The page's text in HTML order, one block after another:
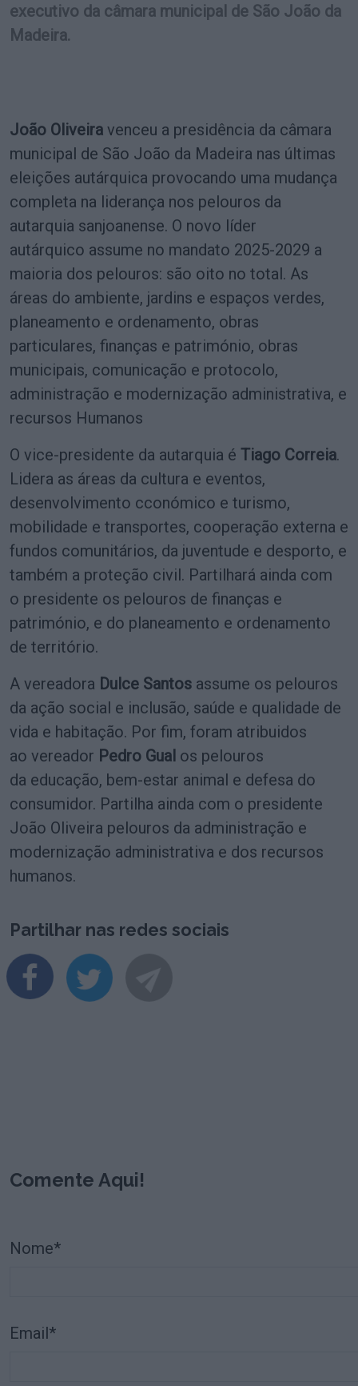
executivo da câmara municipal de São João da
Madeira.
João Oliveira venceu a presidência da câmara
municipal de São João da Madeira nas últimas
eleições autárquica provocando uma mudança
completa na liderança nos pelouros da
autarquia sanjoanense. O novo líder
autárquico assume no mandato 2025-2029 a
maioria dos pelouros: são oito no total. As
áreas do ambiente, jardins e espaços verdes,
planeamento e ordenamento, obras
particulares, finanças e património, obras
municipais, comunicação e protocolo,
administração e modernização administrativa, e
recursos Humanos
O vice-presidente da autarquia é Tiago Correia.
Lidera as áreas da cultura e eventos,
desenvolvimento cconómico e turismo,
mobilidade e transportes, cooperação externa e
fundos comunitários, da juventude e desporto, e
também a proteção civil. Partilhará ainda com
o presidente os pelouros de finanças e
património, e do planeamento e ordenamento
de território.
A vereadora Dulce Santos assume os pelouros
da ação social e inclusão, saúde e qualidade de
vida e habitação. Por fim, foram atribuidos
ao vereador Pedro Gual os pelouros
da educação, bem-estar animal e defesa do
consumidor. Partilha ainda com o presidente
João Oliveira pelouros da administração e
modernização administrativa e dos recursos
humanos.
Partilhar nas redes sociais
Comente Aqui!
Nome*
Email*